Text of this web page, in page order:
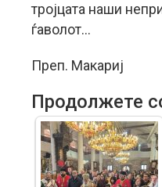
тројцата наши
ѓаволот…
Преп. Макариј
Продолжете